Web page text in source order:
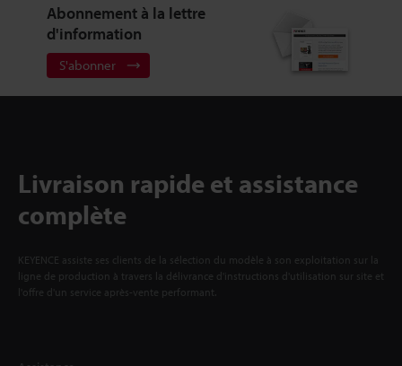
Abonnement à la lettre
d'information
S'abonner
Livraison rapide et assistance
complète
KEYENCE assiste ses clients de la sélection du modèle à son exploitation sur la
ligne de production à travers la délivrance d'instructions d'utilisation sur site et
l'offre d'un service après-vente performant.